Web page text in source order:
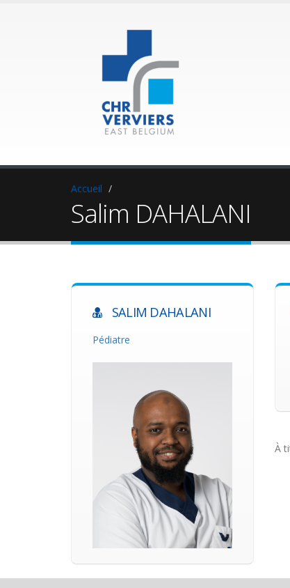
Accueil
Salim DAHALANI
SALIM DAHALANI
Pédiatre
À